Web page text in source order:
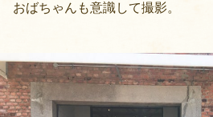
おばちゃんも意識して撮影。